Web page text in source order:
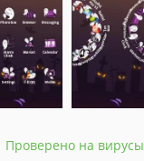
Проверено на вирусы